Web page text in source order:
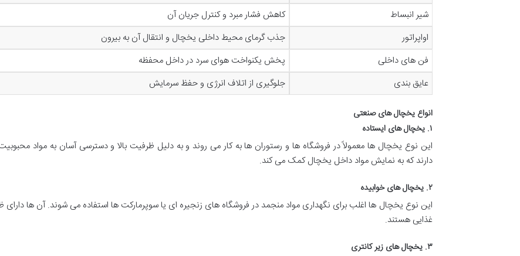
شیر انبساط
کاهش فشار مبرد و کنترل جریان آن
اواپراتور
جذب گرمای محیط داخلی یخچال و انتقال آن به بیرون
فن های داخلی
پخش یکنواخت هوای سرد در داخل محفظه
عایق بندی
جلوگیری از اتلاف انرژی و حفظ سرمایش
انواع یخچال های صنعتی
۱. یخچال های ایستاده
این نوع یخچال ها معمولاً در فروشگاه ها و رستوران ها به کار می روند و به دلیل ظرفیت بالا و دسترسی آسان به مواد
دارند که به نمایش مواد داخل یخچال کمک می کند.
۲. یخچال های خوابیده
این نوع یخچال ها اغلب برای نگهداری مواد منجمد در فروشگاه های زنجیره ای یا سوپرمارکت ها استفاده می شوند. آن ها
غذایی هستند.
۳. یخچال های زیر کانتری